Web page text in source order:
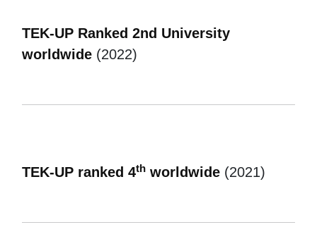
TEK-UP Ranked 2nd University
worldwide (2022)
TEK-UP ranked 4th worldwide (2021)